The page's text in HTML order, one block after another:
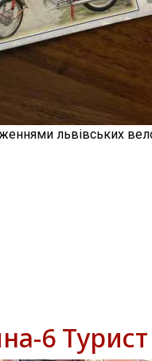
львівських
6 Турист